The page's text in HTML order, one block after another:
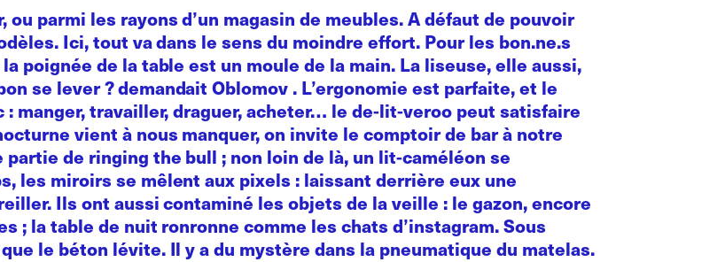
parmi les rayons d’un magasin de meubles. A défaut de pouvoir
Ici, tout va dans le sens du moindre effort. Pour les bon.ne.s
poignée de la table est un moule de la main. La liseuse, elle aussi,
se lever ? demandait Oblomov . L’ergonomie est parfaite, et le
: manger, travailler, draguer, acheter… le de-lit-veroo peut satisfaire
vient à nous manquer, on invite le comptoir de bar à notre
de ringing the bull ; non loin de là, un lit-caméléon se
les miroirs se mêlent aux pixels : laissant derrière eux une
Ils ont aussi contaminé les objets de la veille : le gazon, encore
; la table de nuit ronronne comme les chats d’instagram. Sous
le béton lévite. Il y a du mystère dans la pneumatique du matelas.